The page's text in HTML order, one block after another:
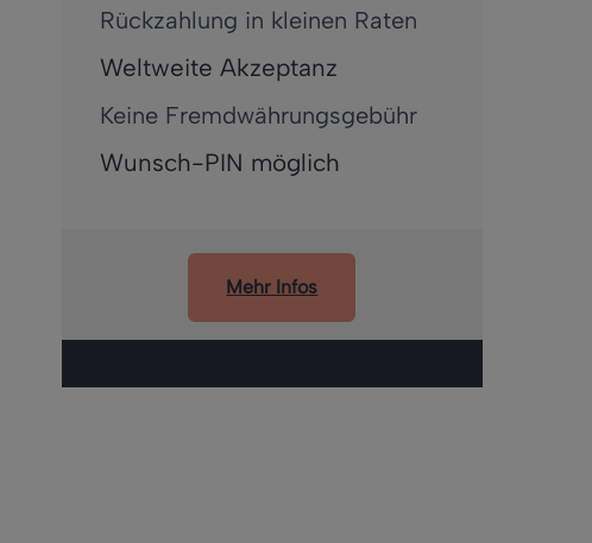
Rückzahlung in kleinen Raten
Weltweite Akzeptanz
Keine Fremdwährungsgebühr
Wunsch-PIN möglich
Mehr Infos